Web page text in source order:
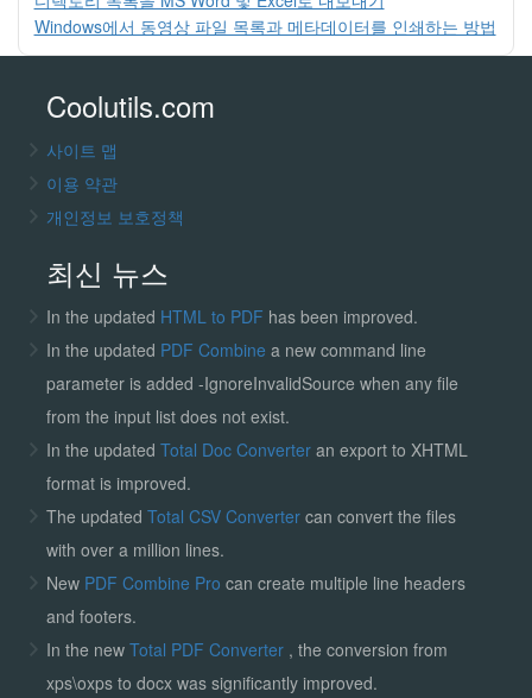
Windows에서 동영상 파일 목록과 메타데이터를 인쇄하는 방법
Coolutils.com
사이트 맵
이용 약관
개인정보 보호정책
최신 뉴스
In the updated HTML to PDF has been improved.
In the updated PDF Combine a new command line
parameter is added -IgnoreInvalidSource when any file
from the input list does not exist.
In the updated Total Doc Converter an export to XHTML
format is improved.
The updated Total CSV Convertercan convert the files
with over a million lines.
New PDF Combine Pro can create multiple line headers
and footers.
In the new Total PDF Converter , the conversion from
xps\oxps to docx was significantly improved.